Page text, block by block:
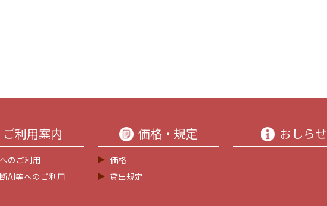
ご利用案内
のご利用
AI等へのご利用
価格・規定
価格
貸出規定
おしらせ